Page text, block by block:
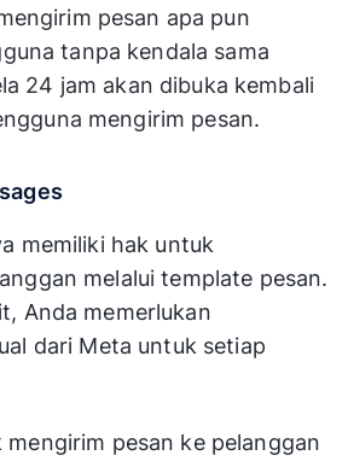
pesan apa pun
tanpa kendala sama
24 jam akan dibuka kembali
mengirim pesan.
memiliki hak untuk
melalui template pesan.
Anda memerlukan
dari Meta untuk setiap
mengirim pesan ke pelanggan